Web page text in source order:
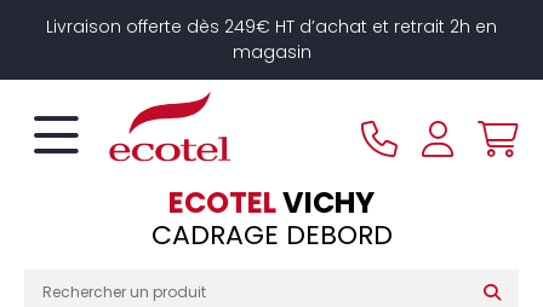
Livraison offerte dès 249€ HT d’achat et retrait 2h en
magasin
ECOTELVICHY
CADRAGE DEBORD
Panneau de gestion des cookies